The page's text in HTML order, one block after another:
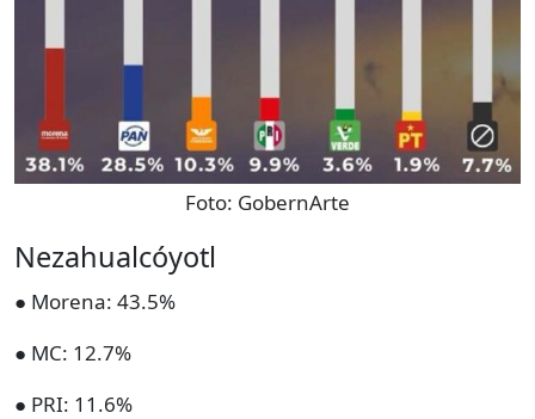
Foto: GobernArte
Nezahualcóyotl
● Morena: 43.5%
● MC: 12.7%
● PRI: 11.6%